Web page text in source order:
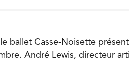
ballet Casse-Noisette
André Lewis, directeur